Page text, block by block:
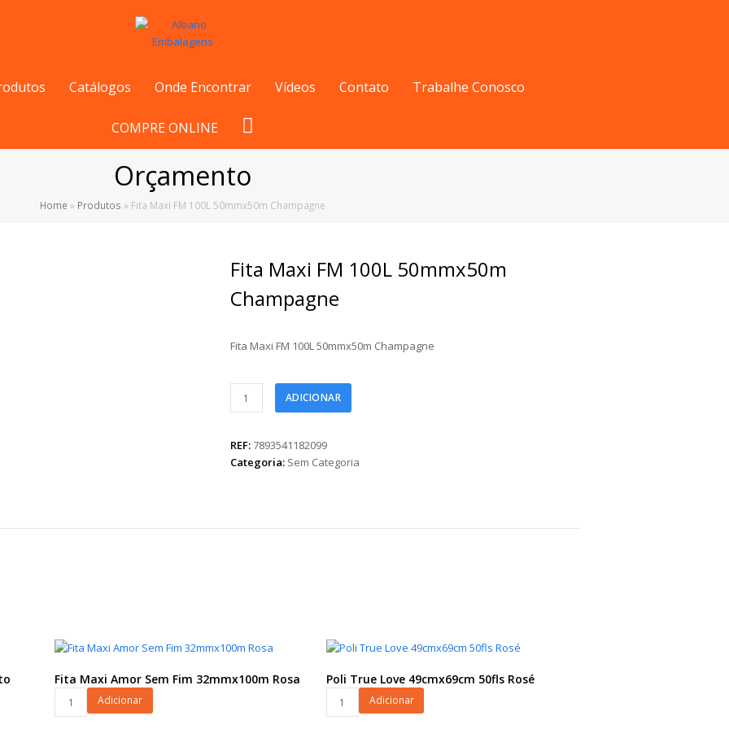
Catálogos Onde Encontrar Vídeos Contato Trabalhe Conosco
COMPRE ONLINE
Orçamento
Home » Produtos » Fita Maxi FM 100L 50mmx50m Champagne
Fita Maxi FM 100L 50mmx50m
Champagne
Fita Maxi FM 100L 50mmx50m Champagne
100L
50mmx50m
ADICIONAR
REF:7893541182099
Categoria: Sem Categoria
Fita Maxi Amor Sem Fim 32mmx100m Rosa
Adicionar
Poli True Love 49cmx69cm 50fls Rosé
Adicionar